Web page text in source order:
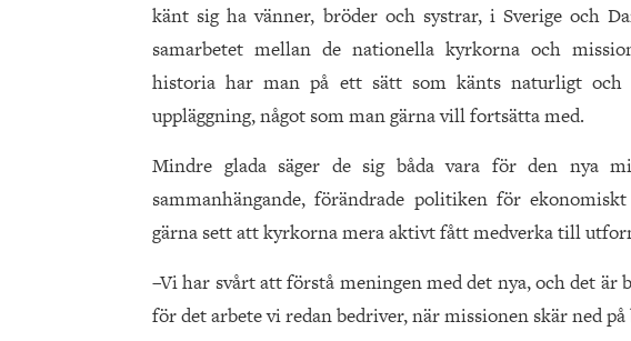
känt sig ha vänner, bröder och systrar, i Sverige och
samarbetet mellan de nationella kyrkorna och
historia har man på ett sätt som känts naturligt och
uppläggning, något som man gärna vill fortsätta med.
Mindre glada säger de sig båda vara för den nya
sammanhängande, förändrade politiken för
gärna sett att kyrkorna mera aktivt fått medverka till
–Vi har svårt att förstå meningen med det nya, och det
för det arbete vi redan bedriver, när missionen skär ned